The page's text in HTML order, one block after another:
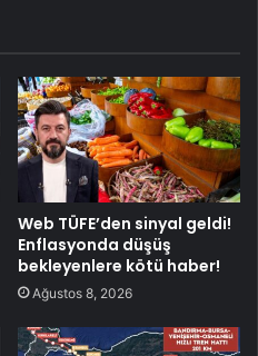
Web TÜFE’den sinyal geldi!
Enflasyonda düşüş
bekleyenlere kötü haber!
Ağustos 8, 2026